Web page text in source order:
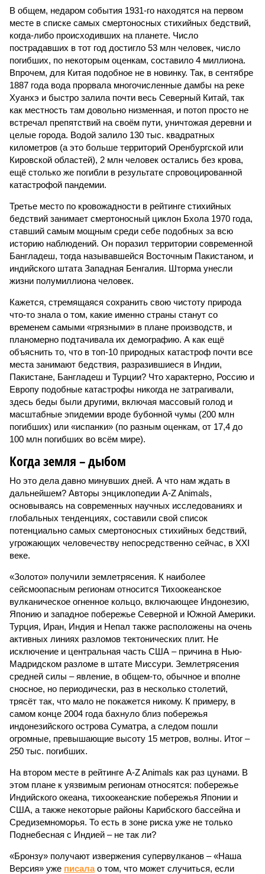
В общем, недаром события 1931-го находятся на первом
месте в списке самых смертоносных стихийных бедствий,
когда-либо происходивших на планете. Число
пострадавших в тот год достигло 53 млн человек, число
погибших, по некоторым оценкам, составило 4 миллиона.
Впрочем, для Китая подобное не в новинку. Так, в сентябре
1887 года вода прорвала многочисленные дамбы на реке
Хуанхэ и быстро залила почти весь Северный Китай, так
как местность там довольно низменная, и потоп просто не
встречал препятствий на своём пути, уничтожая деревни и
целые города. Водой залило 130 тыс. квадратных
километров (а это больше территорий Оренбургской или
Кировской областей), 2 млн человек остались без крова,
ещё столько же погибли в результате спровоцированной
катастрофой пандемии.
Третье место по кровожадности в рейтинге стихийных
бедствий занимает смертоносный циклон Бхола 1970 года,
ставший самым мощным среди себе подобных за всю
историю наблюдений. Он поразил территории современной
Бангладеш, тогда называвшейся Восточным Пакистаном, и
индийского штата Западная Бенгалия. Шторма унесли
жизни полумиллиона человек.
Кажется, стремящаяся сохранить свою чистоту природа
что-то знала о том, какие именно страны станут со
временем самыми «грязными» в плане производств, и
планомерно подтачивала их демографию. А как ещё
объяснить то, что в топ-10 природных катастроф почти все
места занимают бедствия, разразившиеся в Индии,
Пакистане, Бангладеш и Турции? Что характерно, Россию и
Европу подобные катастрофы никогда не затрагивали,
здесь беды были другими, включая массовый голод и
масштабные эпидемии вроде бубонной чумы (200 млн
погибших) или «испанки» (по разным оценкам, от 17,4 до
100 млн погибших во всём мире).
Когда земля – дыбом
Но это дела давно минувших дней. А что нам ждать в
дальнейшем? Авторы энциклопедии A-Z Animals,
основываясь на современных научных исследованиях и
глобальных тенденциях, составили свой список
потенциально самых смертоносных стихийных бедствий,
угрожающих человечеству непосредственно сейчас, в XXI
веке.
«Золото» получили землетрясения. К наиболее
сейсмоопасным регионам относится Тихоокеанское
вулканическое огненное кольцо, включающее Индонезию,
Японию и западное побережье Северной и Южной Америки.
Турция, Иран, Индия и Непал также расположены на очень
активных линиях разломов тектонических плит. Не
исключение и центральная часть США – причина в Нью-
Мадридском разломе в штате Миссури. Землетрясения
средней силы – явление, в общем-то, обычное и вполне
сносное, но периодически, раз в несколько столетий,
трясёт так, что мало не покажется никому. К примеру, в
самом конце 2004 года бахнуло близ побережья
индонезийского острова Суматра, а следом пошли
огромные, превышающие высоту 15 метров, волны. Итог –
250 тыс. погибших.
На втором месте в рейтинге A-Z Animals как раз цунами. В
этом плане к уязвимым регионам относятся: побережье
Индийского океана, тихо­океанские побережья Японии и
США, а также некоторые районы Карибского бассейна и
Средиземноморья. То есть в зоне риска уже не только
Поднебесная с Индией – не так ли?
«Бронзу» получают извержения супервулканов – «Наша
Версия» уже писалао том, что может случиться, если